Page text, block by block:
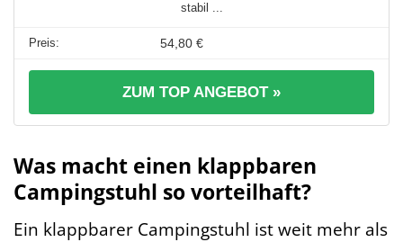
stabil ...
54,80 €
ZUM TOP ANGEBOT »
Was macht einen klappbaren
Campingstuhl so vorteilhaft?
Ein klappbarer Campingstuhl ist weit mehr als